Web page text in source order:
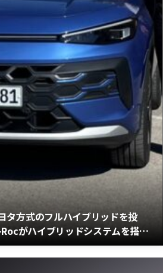
タ方式のフルハイブリッドを投
がハイブリッドシステムを搭載